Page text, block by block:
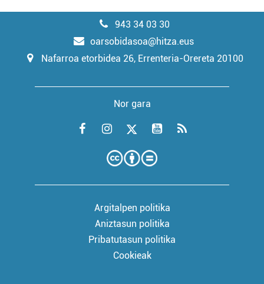
943 34 03 30
oarsobidasoa@hitza.eus
Nafarroa etorbidea 26, Errenteria-Orereta 20100
Nor gara
Argitalpen politika
Aniztasun politika
Pribatutasun politika
Cookieak